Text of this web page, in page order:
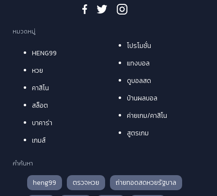
หมวดหมู่
HENG99
หวย
คาสิโน
สล็อต
บาคาร่า
เกมส์
โปรโมชั่น
แทงบอล
ดูบอลสด
บ้านผลบอล
ค่ายเกม/คาสิโน
สูตรเกม
คำค้นหา
heng99 ตรวจหวย ถ่ายทอดสดหวยรัฐบาล